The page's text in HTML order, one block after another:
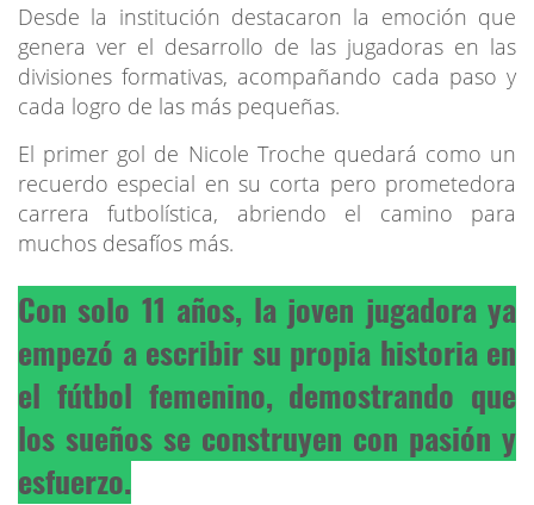
Desde la institución destacaron la emoción que
genera ver el desarrollo de las jugadoras en las
divisiones formativas, acompañando cada paso y
cada logro de las más pequeñas.
El primer gol de Nicole Troche quedará como un
recuerdo especial en su corta pero prometedora
carrera futbolística, abriendo el camino para
muchos desafíos más.
Con solo 11 años, la joven jugadora ya
empezó a escribir su propia historia en
el fútbol femenino, demostrando que
los sueños se construyen con pasión y
esfuerzo.